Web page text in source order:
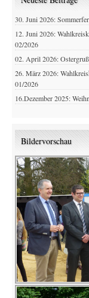
30. Juni 2026:
12. Juni 2026:
02/2026
02. April 2026: Ostergruß
26. März 2026:
01/2026
16.Dezember 2025:
Bildervorschau